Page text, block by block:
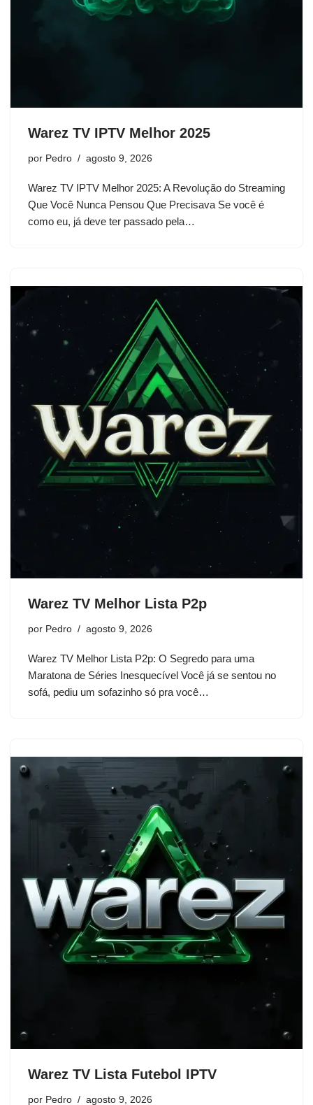
Warez TV IPTV Melhor 2025
por Pedro agosto 9, 2026
Warez TV IPTV Melhor 2025: A Revolução do Streaming
Que Você Nunca Pensou Que Precisava Se você é
como eu, já deve ter passado pela…
Warez TV Melhor Lista P2p
por Pedro agosto 9, 2026
Warez TV Melhor Lista P2p: O Segredo para uma
Maratona de Séries Inesquecível Você já se sentou no
sofá, pediu um sofazinho só pra você…
Warez TV Lista Futebol IPTV
por Pedro agosto 9, 2026